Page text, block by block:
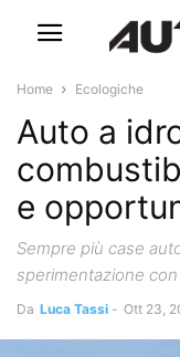
Home Ecologiche
Auto a
e
Sempre più case
sperimentazione
Da Luca Tassi - Ott 23,